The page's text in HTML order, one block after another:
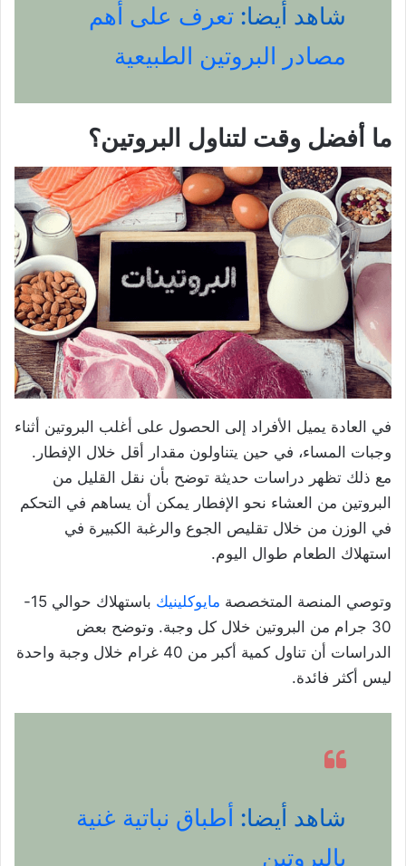
شاهد أيضا: تعرف على أهم
مصادر البروتين الطبيعية
ما أفضل وقت لتناول البروتين؟
في العادة يميل الأفراد إلى الحصول على أغلب البروتين أثناء
وجبات المساء، في حين يتناولون مقدار أقل خلال الإفطار.
مع ذلك تظهر دراسات حديثة توضح بأن نقل القليل من
البروتين من العشاء نحو الإفطار يمكن أن يساهم في التحكم
في الوزن من خلال تقليص الجوع والرغبة الكبيرة في
استهلاك الطعام طوال اليوم.
وتوصي المنصة المتخصصة مايوكلينيك
باستهلاك حوالي 15-
30 جرام من البروتين خلال كل وجبة. وتوضح بعض
الدراسات أن تناول كمية أكبر من 40 غرام خلال وجبة واحدة
ليس أكثر فائدة.
شاهد أيضا: أطباق نباتية غنية
بالبروتين